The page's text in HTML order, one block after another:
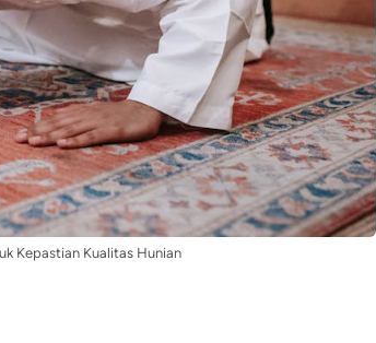
Kepastian Kualitas Hunian